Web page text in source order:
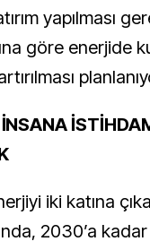
yapılması
göre enerjide
iki katına
2030’a